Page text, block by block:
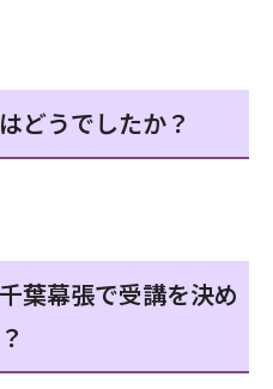
どうでしたか？
葉幕張で受講を決め